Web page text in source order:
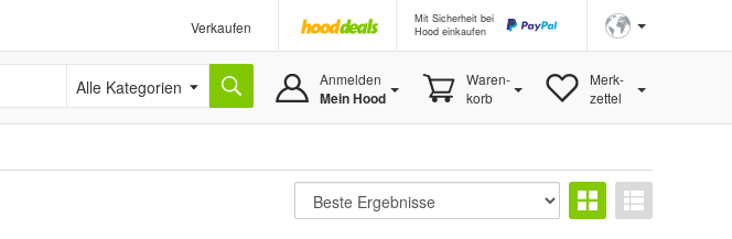
Verkaufen
Mit Sicherheit bei
Hood einkaufen
Alle Kategorien Anmelden
Mein Hood
Waren-
korb
Merk-
zettel